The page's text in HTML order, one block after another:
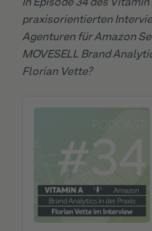
praxisorientierten
Agenturen für Amazon
MOVESELL Brand
Florian Vette?